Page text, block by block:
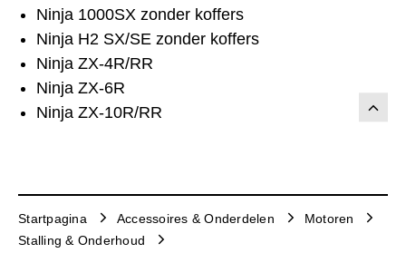
Ninja 1000SX zonder koffers
Ninja H2 SX/SE zonder koffers
Ninja ZX-4R/RR
Ninja ZX-6R
Ninja ZX-10R/RR
Startpagina Accessoires & Onderdelen
Motoren
Stalling & Onderhoud